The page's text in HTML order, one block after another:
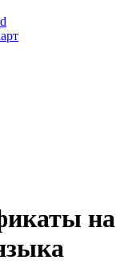
на